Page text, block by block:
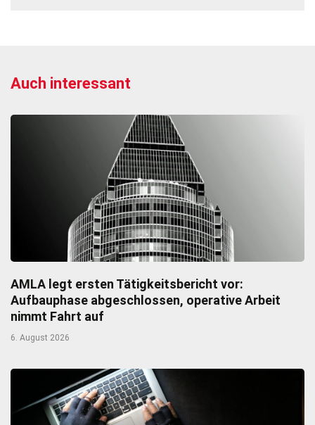
Auch interessant
AMLA legt ersten Tätigkeitsbericht vor:
Aufbauphase abgeschlossen, operative Arbeit
nimmt Fahrt auf
6. August 2026